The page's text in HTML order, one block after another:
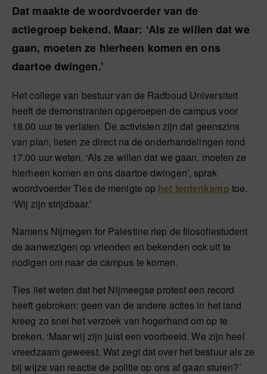
Dat maakte de woordvoerder van de
actiegroep bekend. Maar: ‘Als ze willen dat we
gaan, moeten ze hierheen komen en ons
daartoe dwingen.’
Het college van bestuur van de Radboud Universiteit
heeft de demonstranten opgeroepen de campus voor
18.00 uur te verlaten. De activisten zijn dat geenszins
van plan, lieten ze direct na de onderhandelingen rond
17.00 uur weten. ‘Als ze willen dat we gaan, moeten ze
hierheen komen en ons daartoe dwingen’, sprak
woordvoerder Ties de menigte op het tentenkamp toe.
‘Wij zijn strijdbaar.’
Namens Nijmegen for Palestine riep de filosofiestudent
de aanwezigen op vrienden en bekenden ook uit te
nodigen om naar de campus te komen.
Ties liet weten dat het Nijmeegse protest een record
heeft gebroken: geen van de andere acties in het land
kreeg zo snel het verzoek van hogerhand om op te
breken. ‘Maar wij zijn juist een voorbeeld. We zijn heel
vreedzaam geweest. Wat zegt dat over het bestuur als ze
bij wijze van reactie de politie op ons af gaan sturen?’